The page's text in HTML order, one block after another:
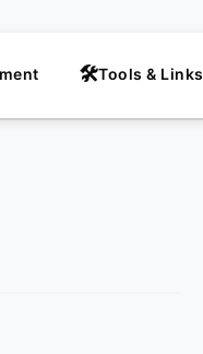
Tools & Links